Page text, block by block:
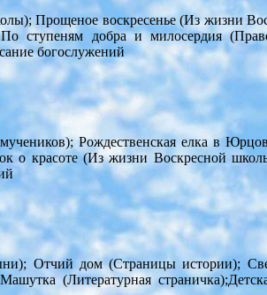
Прощеное воскресенье (Из жизни
По ступеням добра и милосердия
богослужений
Рождественская елка в
о красоте (Из жизни Воскресной
Отчий дом (Страницы истории);
(Литературная